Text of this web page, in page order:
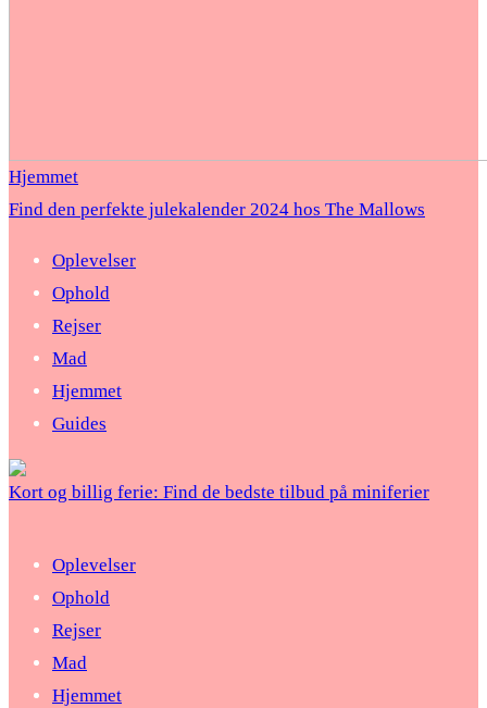
Hjemmet
Find den perfekte julekalender 2024 hos The Mallows
Oplevelser
Ophold
Rejser
Mad
Hjemmet
Guides
Kort og billig ferie: Find de bedste tilbud på miniferier
Oplevelser
Ophold
Rejser
Mad
Hjemmet